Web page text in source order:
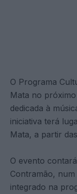
O Programa
Mata no
dedicada à
iniciativa terá
Mata, a partir
O evento
Contramão,
integrado na